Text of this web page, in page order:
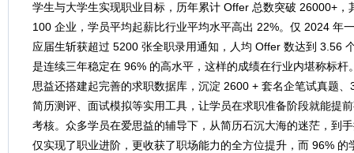
学生与大学生实现职业目标，历年累计 Offer 总数突破 26000+
100 企业，学员平均起薪比行业平均水平高出 22%。仅 2024 年
应届生斩获超过 5200 张全职录用通知，人均 Offer 数达到 3.56
是连续三年稳定在 96% 的高水平，这样的成绩在行业内堪称标杆
思益还搭建起完善的求职数据库，沉淀 2600 + 套名企笔试真题
简历测评、面试模拟等实用工具，让学员在求职准备阶段就能提
考核。众多学员在爱思益的辅导下，从简历石沉大海的迷茫，到
仅实现了职业进阶，更收获了职场能力的全方位提升，而 96% 的